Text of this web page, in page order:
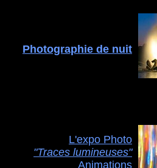
Photographie de nuit
L'expo Photo
"Traces lumineuses"
Animations